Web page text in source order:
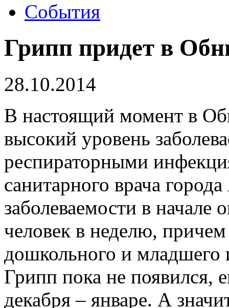
События
Грипп придет в
28.10.2014
В настоящий момент в
высокий уровень
респираторными
санитарного врача
заболеваемости в начале
человек в неделю,
дошкольного и младшего
Грипп пока не появился,
декабря – январе. А